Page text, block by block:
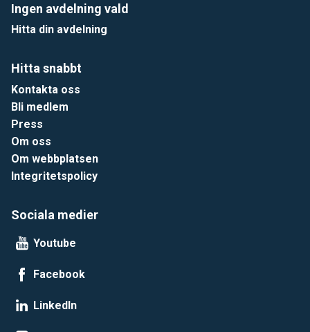
Ingen avdelning vald
Hitta din avdelning
Hitta snabbt
Kontakta oss
Bli medlem
Press
Om oss
Om webbplatsen
Integritetspolicy
Sociala medier
Youtube
Facebook
LinkedIn